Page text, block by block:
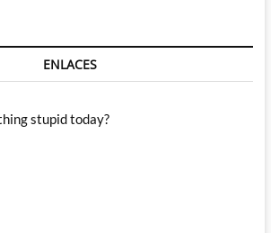
ENLACES
stupid today?